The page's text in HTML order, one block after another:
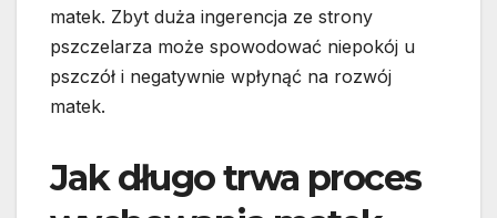
matek. Zbyt duża ingerencja ze strony
pszczelarza może spowodować niepokój u
pszczół i negatywnie wpłynąć na rozwój
matek.
Jak długo trwa proces